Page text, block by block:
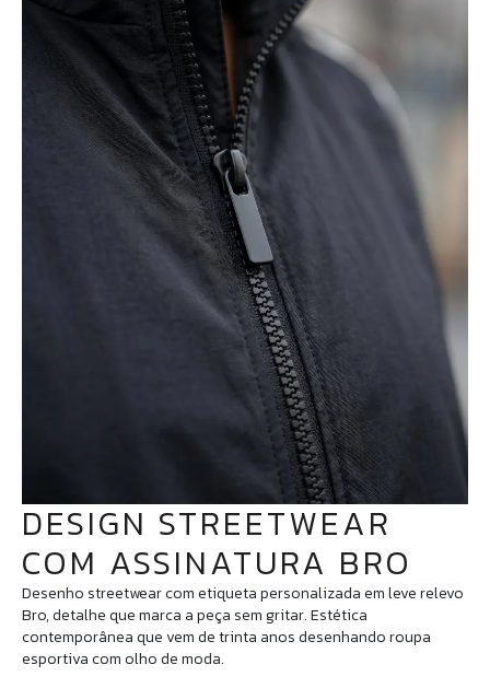
DESIGN STREETWEAR
COM ASSINATURA BRO
Desenho streetwear com etiqueta personalizada em leve relevo
Bro, detalhe que marca a peça sem gritar. Estética
contemporânea que vem de trinta anos desenhando roupa
esportiva com olho de moda.